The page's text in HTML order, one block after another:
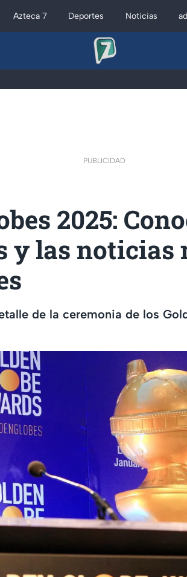
Azteca 7 Deportes Noticias
PUBLICIDAD
2025:
y las noticias
de la ceremonia de los